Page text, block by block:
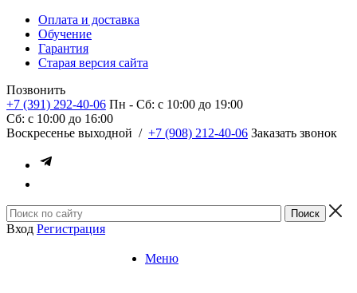
Оплата и доставка
Обучение
Гарантия
Старая версия сайта
Позвонить
+7 (391) 292-40-06 Пн - Сб: c 10:00 до 19:00
Сб: c 10:00 до 16:00
​Воскресенье выходной / +7 (908) 212-40-06 Заказать звонок
Вход Регистрация
Меню